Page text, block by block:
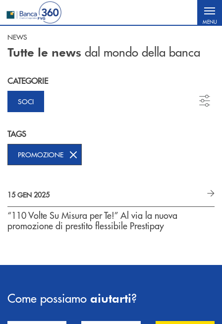
Salta al contenuto principale
MENU
NEWS
Tutte le news dal mondo della banca
CATEGORIE
SOCI
TAGS
PROMOZIONE
15 GEN 2025
“110 Volte Su Misura per Te!” Al via la nuova
promozione di prestito flessibile Prestipay
Come possiamo aiutarti?